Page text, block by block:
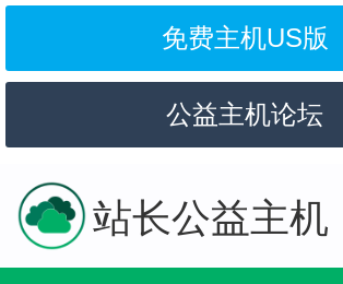
免费主机US版
公益主机论坛
站长公益主机